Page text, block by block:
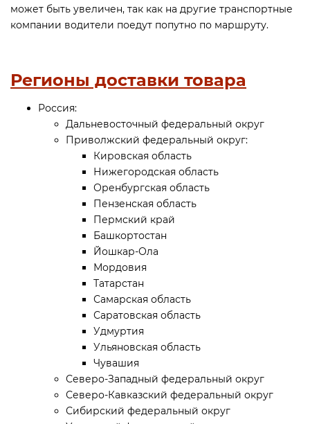
может быть увеличен, так как на другие транспортные
компании водители поедут попутно по маршруту.
Регионы доставки товара
Россия:
Дальневосточный федеральный округ
Приволжский федеральный округ:
Кировская область
Нижегородская область
Оренбургская область
Пензенская область
Пермский край
Башкортостан
Йошкар-Ола
Мордовия
Татарстан
Самарская область
Саратовская область
Удмуртия
Ульяновская область
Чувашия
Северо-Западный федеральный округ
Северо-Кавказский федеральный округ
Сибирский федеральный округ